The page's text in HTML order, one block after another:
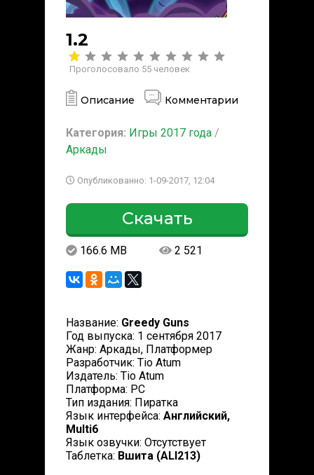
1.2
Проголосовало 55 человек
Описание Комментарии
Категория: Игры 2017 года /
Аркады
Опубликованно: 1-09-2017, 12:04
Скачать
166.6 MB 2 521
Название: Greedy Guns
Год выпуска: 1 сентября 2017
Жанр: Аркады, Платформер
Разработчик: Tio Atum
Издатель: Tio Atum
Платформа: PC
Тип издания: Пиратка
Язык интерфейса: Английский,
Multi6
Язык озвучки: Отсутствует
Таблетка: Вшита (ALI213)